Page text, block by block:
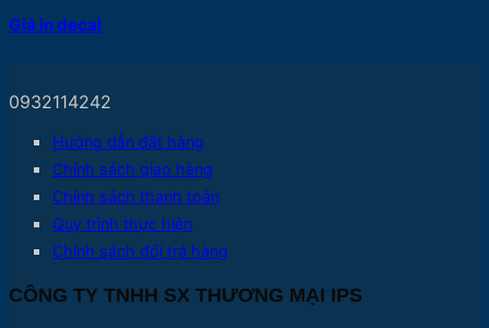
Giá in decal
0932114242
Hướng dẫn đặt hàng
Chính sách giao hàng
Chính sách thanh toán
Quy trình thực hiện
Chính sách đổi trả hàng
CÔNG TY TNHH SX THƯƠNG MẠI IPS